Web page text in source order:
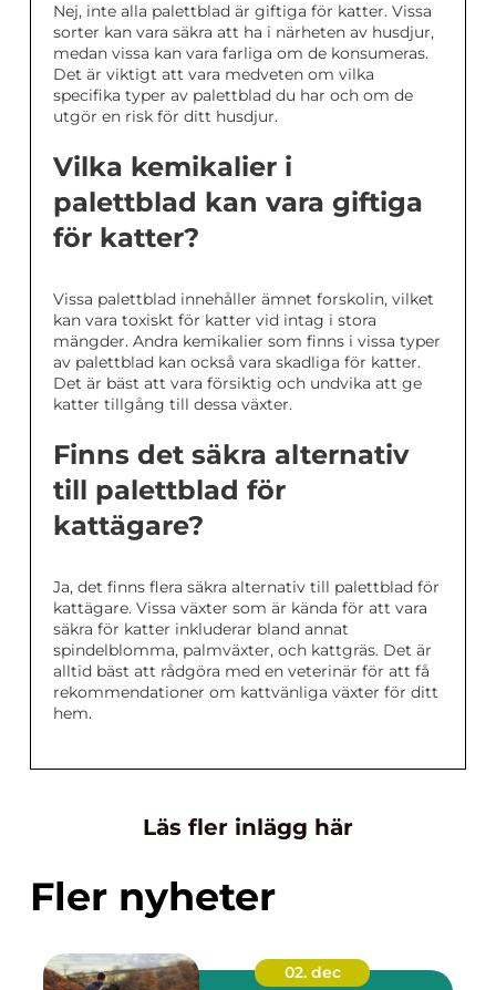
Nej, inte alla palettblad är giftiga för katter. Vissa
sorter kan vara säkra att ha i närheten av husdjur,
medan vissa kan vara farliga om de konsumeras.
Det är viktigt att vara medveten om vilka
specifika typer av palettblad du har och om de
utgör en risk för ditt husdjur.
Vilka kemikalier i
palettblad kan vara giftiga
för katter?
Vissa palettblad innehåller ämnet forskolin, vilket
kan vara toxiskt för katter vid intag i stora
mängder. Andra kemikalier som finns i vissa typer
av palettblad kan också vara skadliga för katter.
Det är bäst att vara försiktig och undvika att ge
katter tillgång till dessa växter.
Finns det säkra alternativ
till palettblad för
kattägare?
Ja, det finns flera säkra alternativ till palettblad för
kattägare. Vissa växter som är kända för att vara
säkra för katter inkluderar bland annat
spindelblomma, palmväxter, och kattgräs. Det är
alltid bäst att rådgöra med en veterinär för att få
rekommendationer om kattvänliga växter för ditt
hem.
Läs fler inlägg här
Fler nyheter
02. dec